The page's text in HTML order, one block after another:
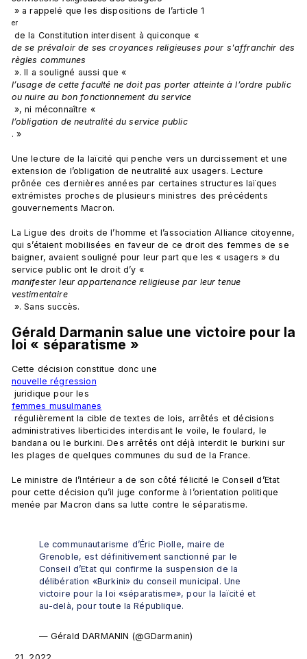
» a rappelé que les dispositions de l’article 1
er
de la Constitution interdisent à quiconque «
de se prévaloir de ses croyances religieuses pour s'affranchir des
règles communes
». Il a souligné aussi que «
l’usage de cette faculté ne doit pas porter atteinte à l’ordre public
ou nuire au bon fonctionnement du service
», ni méconnaître «
l’obligation de neutralité du service public
. »
Une lecture de la laïcité qui penche vers un durcissement et une
extension de l’obligation de neutralité aux usagers. Lecture
prônée ces dernières années par certaines structures laïques
extrémistes proches de plusieurs ministres des précédents
gouvernements Macron.
La Ligue des droits de l’homme et l’association Alliance citoyenne,
qui s’étaient mobilisées en faveur de ce droit des femmes de se
baigner, avaient souligné pour leur part que les « usagers » du
service public ont le droit d’y «
manifester leur appartenance religieuse par leur tenue
vestimentaire
Gérald Darmanin salue une victoire pour la
loi « séparatisme »
Cette décision constitue donc une
nouvelle régression
juridique pour les
femmes musulmanes
administratives liberticides interdisant le voile, le foulard, le
bandana ou le burkini. Des arrêtés ont déjà interdit le burkini sur
les plages de quelques communes du sud de la France.
Le ministre de l’Intérieur a de son côté félicité le Conseil d’Etat
pour cette décision qu’il juge conforme à l’orientation politique
Le communautarisme d’Éric Piolle, maire de
Grenoble, est définitivement sanctionné par le
Conseil d’Etat qui confirme la suspension de la
délibération «Burkini» du conseil municipal. Une
victoire pour la loi «séparatisme», pour la laïcité et
au-delà, pour toute la République.
— Gérald DARMANIN (@GDarmanin)